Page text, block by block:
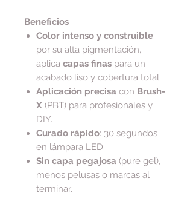
Beneficios
Color intenso y construible:
por su alta pigmentación,
aplica capas finas para un
acabado liso y cobertura total.
Aplicación precisa con Brush-
X (PBT) para profesionales y
DIY.
Curado rápido: 30 segundos
en lámpara LED.
Sin capa pegajosa (pure gel),
menos pelusas o marcas al
terminar.